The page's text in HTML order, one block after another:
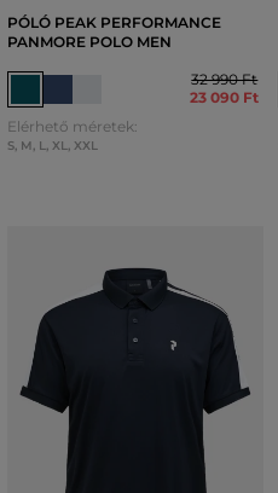
PÓLÓ PEAK PERFORMANCE
PANMORE POLO MEN
32 990 Ft
23 090 Ft
Elérhető méretek:
S, M, L, XL, XXL